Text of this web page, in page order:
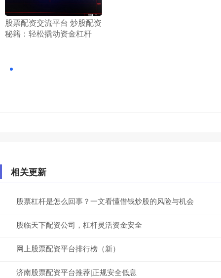
​股票配资交流平台 炒股配资
秘籍：轻松撬动资金杠杆
相关更新
股票杠杆是怎么回事？一文看懂借钱炒股的风险与机会
股临天下配资公司，杠杆灵活资金安全
网上股票配资平台排行榜（新）
济南股票配资平台推荐|正规安全低息